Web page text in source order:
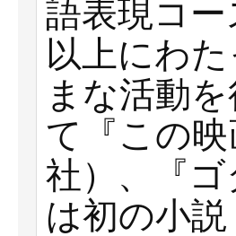
語表現コ
以上にわ
まな活動
て『この
社）、『
は初の⼩